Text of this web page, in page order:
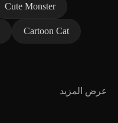
Cute Monster
Cartoon Cat
عرض المزيد